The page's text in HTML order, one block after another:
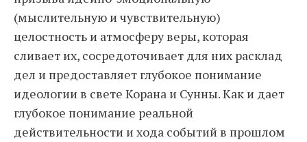
(мыслительную и чувствительную)
целостность и атмосферу веры, которая
сливает их, сосредоточивает для них расклад
дел и предоставляет глубокое понимание
идеологии в свете Корана и Сунны. Как и дает
глубокое понимание реальной
действительности и хода событий в прошлом